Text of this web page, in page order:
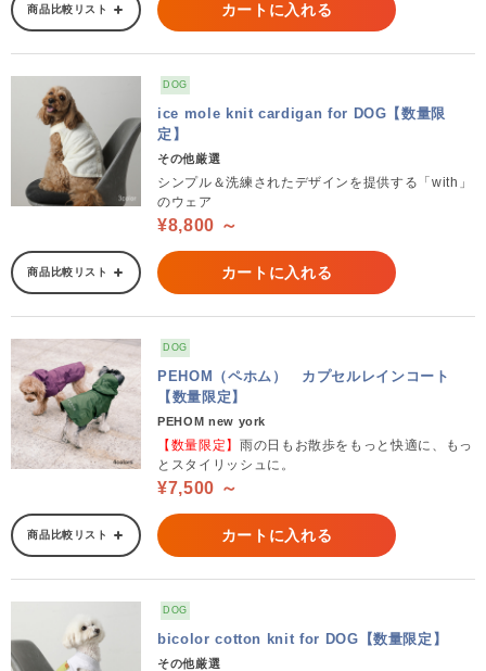
商品比較リスト カートに入れる
DOG
ice mole knit cardigan for DOG【数量限
定】
その他厳選
シンプル＆洗練されたデザインを提供する「with」
のウェア
¥8,800 ～
商品比較リスト カートに入れる
DOG
PEHOM（ペホム） カプセルレインコート
【数量限定】
PEHOM new york
【数量限定】 雨の日もお散歩をもっと快適に、もっ
とスタイリッシュに。
¥7,500 ～
商品比較リスト カートに入れる
DOG
bicolor cotton knit for DOG【数量限定】
その他厳選